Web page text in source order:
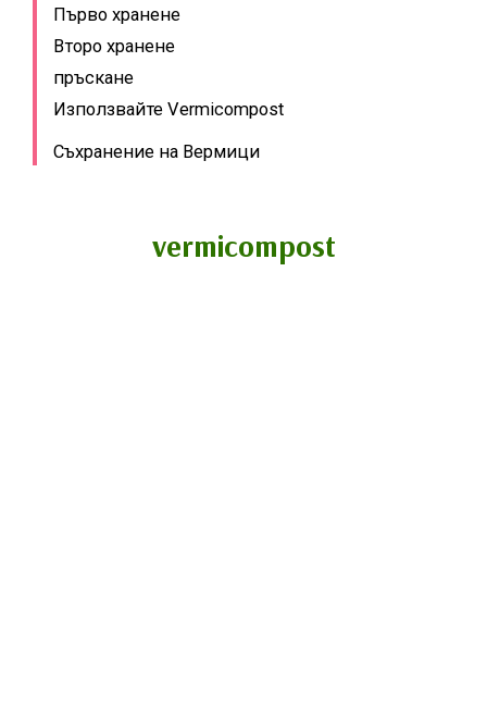
Първо хранене
Второ хранене
пръскане
Използвайте Vermicompost
Съхранение на Вермици
vermicompost